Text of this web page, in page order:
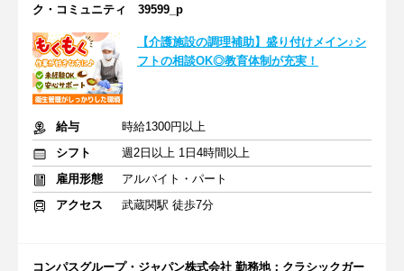
ク・コミュニティ 39599_p
【介護施設の調理補助】盛り付けメイン♪シ
フトの相談OK◎教育体制が充実！
給与
時給1300円以上
シフト
週2日以上 1日4時間以上
雇用形態
アルバイト・パート
アクセス
武蔵関駅 徒歩7分
コンパスグループ・ジャパン株式会社 勤務地：クラシックガー